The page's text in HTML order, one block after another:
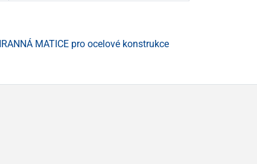
MATICE pro ocelové konstrukce